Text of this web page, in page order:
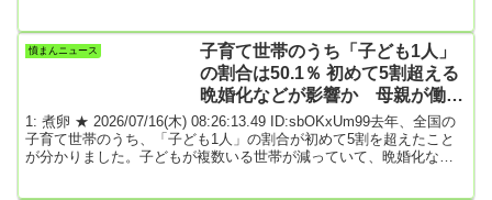
ていた静岡県袋井市の松本幸司さん（45）の車に追突。松本さんの
車はさらに、関西方面へ帰省途中だった髙峰啓三さん（56）の車に
憤まんニュース
子育て世帯のうち「子ども1人」
の割合は50.1％ 初めて5割超える
晩婚化などが影響か 母親が働い
ている割合は81.2％ 厚生労働省
1: 煮卵 ★ 2026/07/16(木) 08:26:13.49 ID:sbOKxUm99去年、全国の
子育て世帯のうち、「子ども1人」の割合が初めて5割を超えたこと
が分かりました。子どもが複数いる世帯が減っていて、晩婚化など